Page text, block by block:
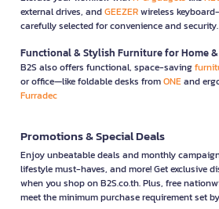
external drives, andGEEZERwireless
carefully selected for convenience and security.
Functional & Stylish Furniture for Home &
B2S also offers functional, space-saving
or office—like foldable desks fromONEand
Furradec
Promotions & Special Deals
Enjoy unbeatable deals and monthly
lifestyle must-haves, and more! Get exclusive
when you shop on B2S.co.th. Plus, free
meet the minimum purchase requirement set